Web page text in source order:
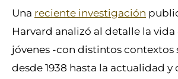
Una reciente investigación
Harvard analizó al detalle la vida
jóvenes -con distintos contextos
desde 1938 hasta la actualidad